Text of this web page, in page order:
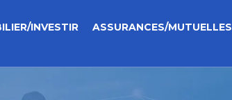
INVESTIR ASSURANCES/MUTUELLES